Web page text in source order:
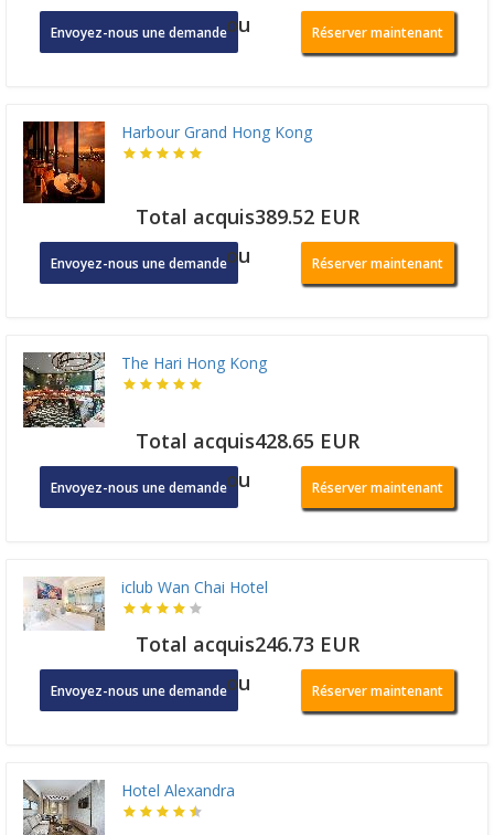
Envoyez-nous une demandeou Réserver maintenant
Harbour Grand Hong Kong
Total acquis389.52 EUR
Envoyez-nous une demandeou Réserver maintenant
The Hari Hong Kong
Total acquis428.65 EUR
Envoyez-nous une demandeou Réserver maintenant
iclub Wan Chai Hotel
Total acquis246.73 EUR
Envoyez-nous une demandeou Réserver maintenant
Hotel Alexandra